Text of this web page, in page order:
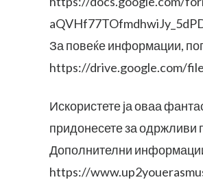
За повеќе информации,
https://drive.google.com/
Искористете ја оваа
придонесете за
Дополнителни
https://